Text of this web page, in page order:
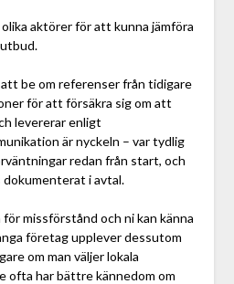
aktörer för att kunna jämföra
be om referenser från tidigare
för att försäkra sig om att
levererar enligt
är nyckeln – var tydlig
redan från start, och
i avtal.
missförstånd och ni kan känna
företag upplever dessutom
om man väljer lokala
ofta har bättre kännedom om